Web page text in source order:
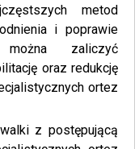
metod
i poprawie
zaliczyć
oraz redukcję
ortez
z postępującą